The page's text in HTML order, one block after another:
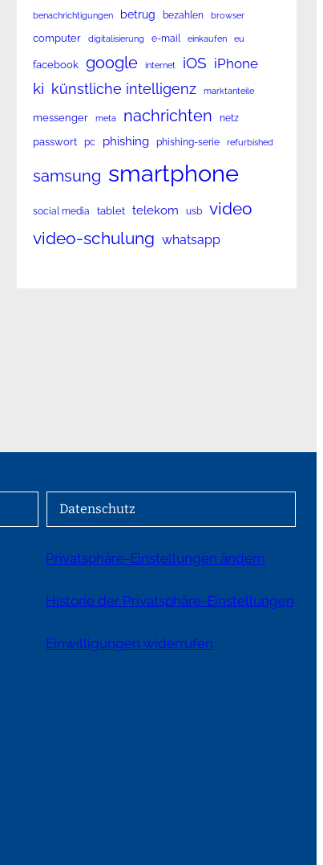
benachrichtigungen betrug bezahlen browser
computer digitalisierung e-mail einkaufen eu
facebook google internet iOS iPhone
ki künstliche intelligenz marktanteile
messenger meta nachrichten netz
passwort pc phishing phishing-serie refurbished
samsung smartphone
social media tablet telekom usb
video
video-schulung whatsapp
Datenschutz
Privatsphäre-Einstellungen ändern
Historie der Privatsphäre-Einstellungen
Einwilligungen widerrufen